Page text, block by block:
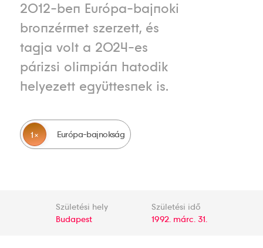
2012-ben Európa-bajnoki
bronzérmet szerzett, és
tagja volt a 2024-es
párizsi olimpián hatodik
helyezett együttesnek is.
1 Európa-bajnokság
Születési hely
Budapest
Születési idő
1992. márc. 31.